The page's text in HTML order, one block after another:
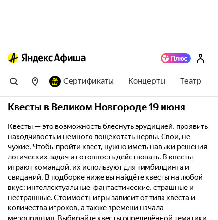
Сертификаты Концерты Театр
Квесты в Великом Новгороде 19 июня
Квесты — это возможность блеснуть эрудицией, проявить
находчивость и немного пощекотать нервы. Свои, не
чужие. Чтобы пройти квест, нужно иметь навыки решения
логических задач и готовность действовать. В квесты
играют командой, их используют для тимбилдинга и
свиданий. В подборке ниже вы найдёте квесты на любой
вкус: интеллектуальные, фантастические, страшные и
нестрашные. Стоимость игры зависит от типа квеста и
количества игроков, а также времени начала
мероприятия. Выбирайте квесты определённой тематики